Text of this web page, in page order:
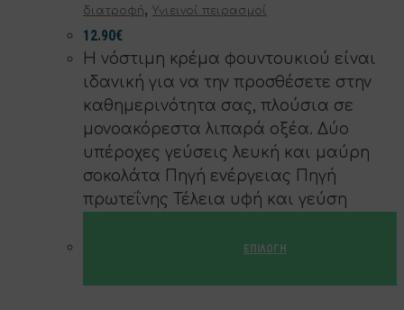
διατροφή, Υγιεινοί πειρασμοί
12.90€
Η νόστιμη κρέμα φουντουκιού είναι
ιδανική για να την προσθέσετε στην
καθημερινότητα σας, πλούσια σε
μονοακόρεστα λιπαρά οξέα. Δύο
υπέροχες γεύσεις λευκή και μαύρη
σοκολάτα Πηγή ενέργειας Πηγή
πρωτεΐνης Τέλεια υφή και γεύση
ΕΠΙΛΟΓΉ